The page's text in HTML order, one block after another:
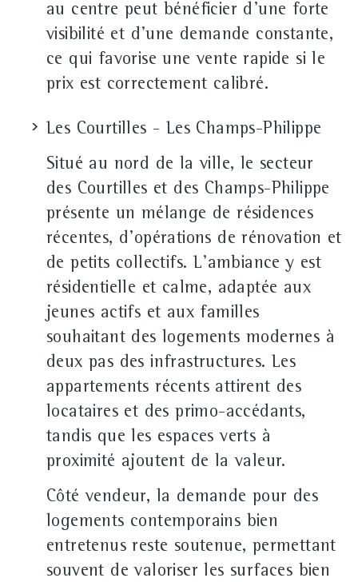
au centre peut bénéficier d'une forte
visibilité et d'une demande constante,
ce qui favorise une vente rapide si le
prix est correctement calibré.
Les Courtilles - Les Champs-Philippe
Situé au nord de la ville, le secteur
des Courtilles et des Champs-Philippe
présente un mélange de résidences
récentes, d'opérations de rénovation et
de petits collectifs. L'ambiance y est
résidentielle et calme, adaptée aux
jeunes actifs et aux familles
souhaitant des logements modernes à
deux pas des infrastructures. Les
appartements récents attirent des
locataires et des primo-accédants,
tandis que les espaces verts à
proximité ajoutent de la valeur.
Côté vendeur, la demande pour des
logements contemporains bien
entretenus reste soutenue, permettant
souvent de valoriser les surfaces bien